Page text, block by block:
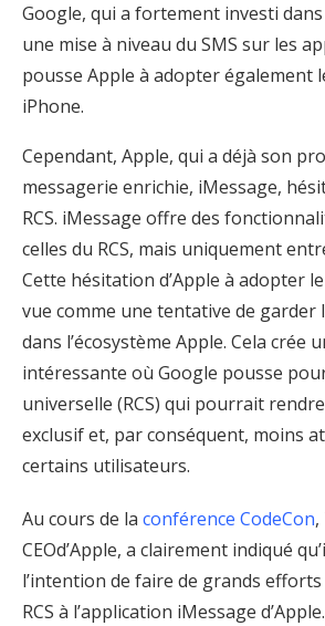
Google, qui a fortement investi dans
une mise à niveau du SMS sur les
pousse Apple à adopter également
iPhone.
Cependant, Apple, qui a déjà son
messagerie enrichie, iMessage,
RCS. iMessage offre des
celles du RCS, mais uniquement
Cette hésitation d’Apple à adopter
vue comme une tentative de garder
dans l’écosystème Apple. Cela crée
intéressante où Google pousse
universelle (RCS) qui pourrait
exclusif et, par conséquent, moins
certains utilisateurs.
Au cours de la conférence CodeCon,
CEOd’Apple, a clairement indiqué
l’intention de faire de grands
RCS à l’application iMessage